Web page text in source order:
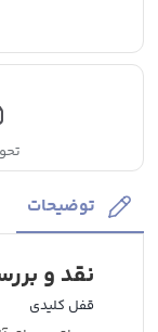
توضیحات
نقد و
قفل کلیدی